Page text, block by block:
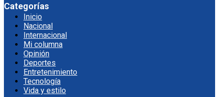
Categorías
Inicio
Nacional
Internacional
Mi columna
Opinión
Deportes
Entretenimiento
Tecnología
Vida y estilo